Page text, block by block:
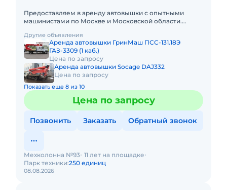
Предоставляем в аренду автовышки с опытными
машинистами по Москве и Московской области.
(почасовой, посменный) При
Другие объявления
Аренда автовышки ГринМаш ПСС-131.18Э
ГАЗ-3309 (1 каб.)
Цена по запросу
Аренда автовышки Socage DAJ332
Цена по запросу
Показать еще 8 из 10
Цена по запросу
Позвонить Заказать Обратный звонок
08.08.2026
Мехколонна №93 11 лет на площадке
Парк техники:250 единиц